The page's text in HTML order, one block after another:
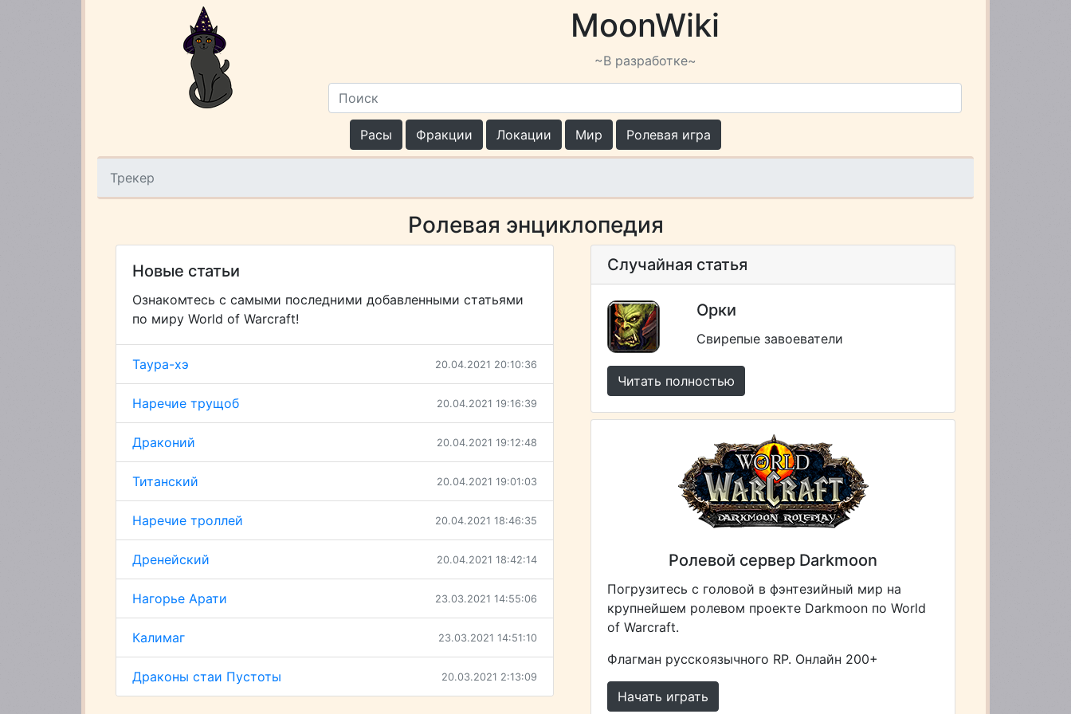
MoonWiki
~В разработке~
Расы Фракции Локации Мир Ролевая игра
Трекер
Ролевая энциклопедия
Новые статьи
Ознакомтесь с самыми последними добавленными статьями
по миру World of Warcraft!
Таура-хэ 20.04.2021 20:10:36
Наречие трущоб 20.04.2021 19:16:39
Драконий 20.04.2021 19:12:48
Титанский 20.04.2021 19:01:03
Наречие троллей 20.04.2021 18:46:35
Дренейский 20.04.2021 18:42:14
Нагорье Арати 23.03.2021 14:55:06
Калимаг 23.03.2021 14:51:10
Драконы стаи Пустоты 20.03.2021 2:13:09
Случайная статья
Орки
Свирепые завоеватели
Читать полностью
Ролевой сервер Darkmoon
Погрузитесь с головой в фэнтезийный мир на
крупнейшем ролевом проекте Darkmoon по World
of Warcraft.
Флагман русскоязычного RP. Онлайн 200+
Начать играть